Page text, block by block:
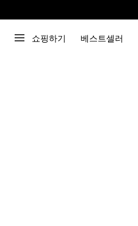
쇼핑하기 베스트셀러